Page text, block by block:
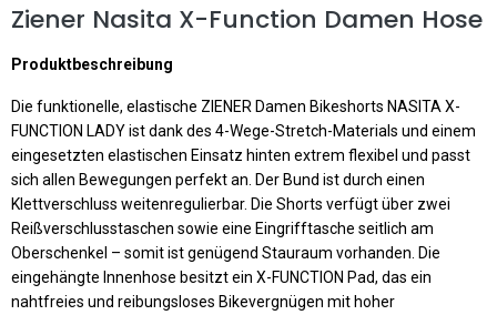
Ziener Nasita X-Function Damen Hose
Produktbeschreibung
Die funktionelle, elastische ZIENER Damen Bikeshorts NASITA X-
FUNCTION LADY ist dank des 4-Wege-Stretch-Materials und einem
eingesetzten elastischen Einsatz hinten extrem flexibel und passt
sich allen Bewegungen perfekt an. Der Bund ist durch einen
Klettverschluss weitenregulierbar. Die Shorts verfügt über zwei
Reißverschlusstaschen sowie eine Eingrifftasche seitlich am
Oberschenkel – somit ist genügend Stauraum vorhanden. Die
eingehängte Innenhose besitzt ein X-FUNCTION Pad, das ein
nahtfreies und reibungsloses Bikevergnügen mit hoher